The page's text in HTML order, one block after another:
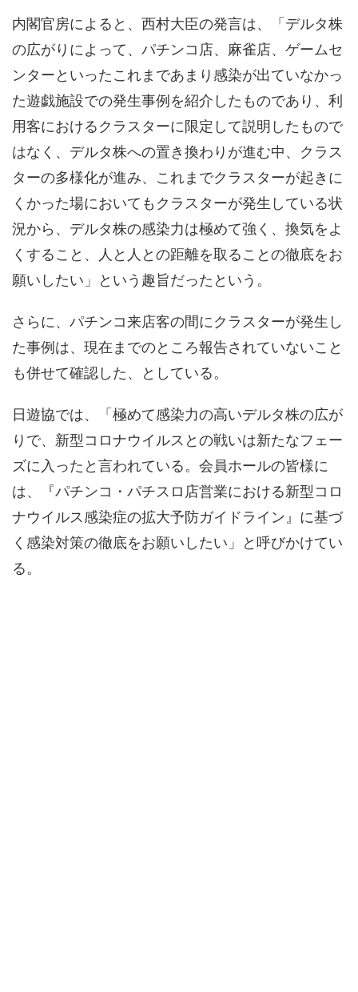
内閣官房によると、西村大臣の発言は、「デルタ株
の広がりによって、パチンコ店、麻雀店、ゲームセ
ンターといったこれまであまり感染が出ていなかっ
た遊戯施設での発生事例を紹介したものであり、利
用客におけるクラスターに限定して説明したもので
はなく、デルタ株への置き換わりが進む中、クラス
ターの多様化が進み、これまでクラスターが起きに
くかった場においてもクラスターが発生している状
況から、デルタ株の感染力は極めて強く、換気をよ
くすること、人と人との距離を取ることの徹底をお
願いしたい」という趣旨だったという。
さらに、パチンコ来店客の間にクラスターが発生し
た事例は、現在までのところ報告されていないこと
も併せて確認した、としている。
日遊協では、「極めて感染力の高いデルタ株の広が
りで、新型コロナウイルスとの戦いは新たなフェー
ズに入ったと言われている。会員ホールの皆様に
は、『パチンコ・パチスロ店営業における新型コロ
ナウイルス感染症の拡大予防ガイドライン』に基づ
く感染対策の徹底をお願いしたい」と呼びかけてい
る。